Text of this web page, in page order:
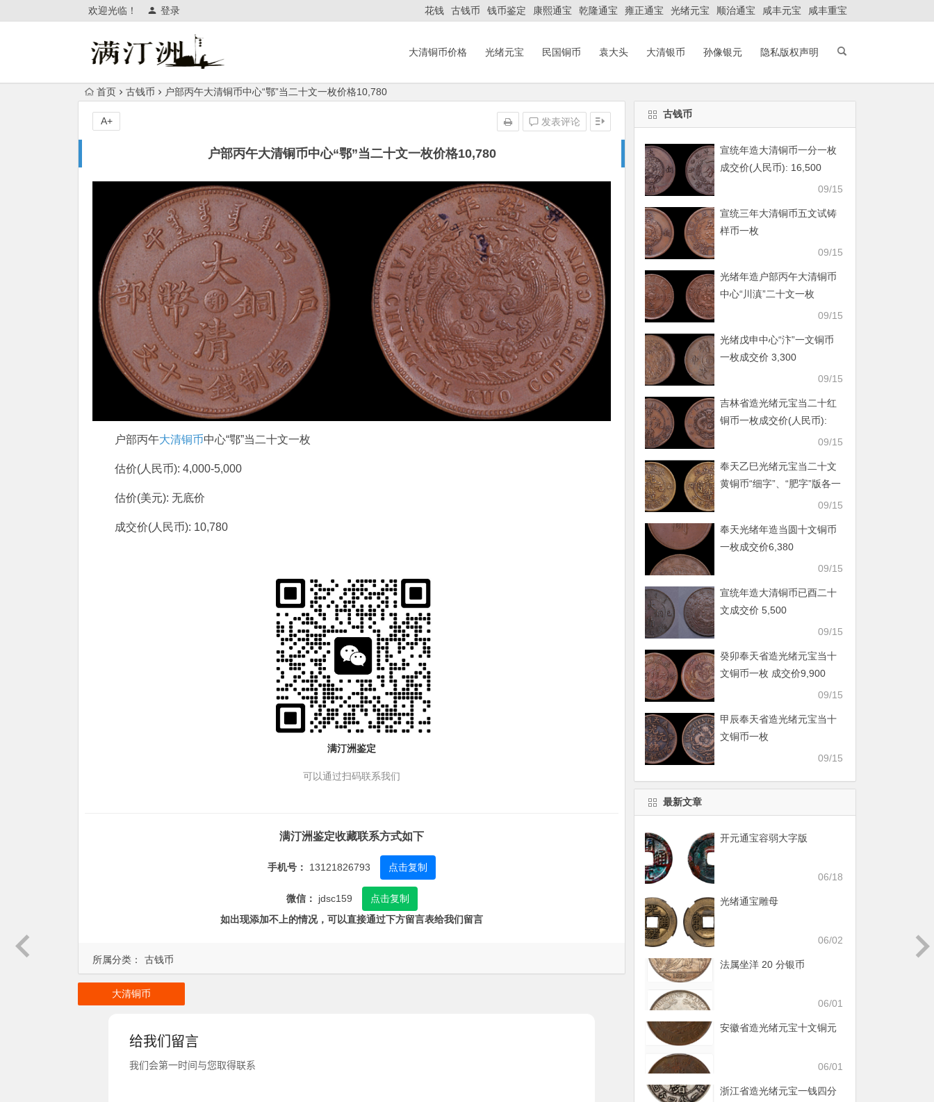
欢迎光临！ 登录 花钱 古钱币 钱币鉴定 康熙通宝 乾隆通宝 雍正通宝 光绪元宝 顺治通宝 咸丰元宝 咸丰重宝
大清铜币价格 光绪元宝 民国铜币 袁大头 大清银币 孙像银元 隐私版权声明
首页 古钱币 户部丙午大清铜币中心“鄂”当二十文一枚价格10,780
户部丙午大清铜币中心“鄂”当二十文一枚价格10,780
发表评论
A+
所属分类： 古钱币
户部丙午大清铜币中心“鄂”当二十文一枚
估价(人民币): 4,000-5,000
估价(美元): 无底价
成交价(人民币): 10,780
满汀洲鉴定
可以通过扫码联系我们
满汀洲鉴定收藏联系方式如下
手机号： 13121826793 点击复制
微信： jdsc159
点击复制
如出现添加不上的情况，可以直接通过下方留言表给我们留言
大清铜币
古钱币
宣统年造大清铜币一分一枚
成交价(人民币): 16,500
09/15
宣统三年大清铜币五文试铸
样币一枚
09/15
光绪年造户部丙午大清铜币
中心“川滇”二十文一枚
09/15
光绪戊申中心“汴”一文铜币
一枚成交价 3,300
09/15
吉林省造光绪元宝当二十红
铜币一枚成交价(人民币):
09/15
奉天乙巳光绪元宝当二十文
黄铜币“细字”、“肥字”版各一
09/15
奉天光绪年造当圆十文铜币
一枚成交价6,380
09/15
宣统年造大清铜币已酉二十
文成交价 5,500
09/15
癸卯奉天省造光绪元宝当十
文铜币一枚 成交价9,900
09/15
甲辰奉天省造光绪元宝当十
文铜币一枚
09/15
最新文章
开元通宝容弱大字版
06/18
光绪通宝雕母
06/02
法属坐洋 20 分银币
06/01
安徽省造光绪元宝十文铜元
06/01
浙江省造光绪元宝一钱四分